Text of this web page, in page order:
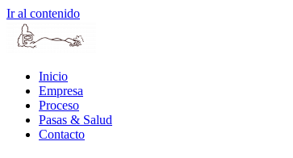
Ir al contenido
Inicio
Empresa
Proceso
Pasas & Salud
Contacto